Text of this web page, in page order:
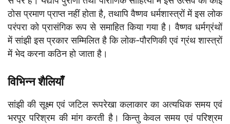
ठोस प्रमाण प्राप्त नहीं होता है, तथापि वैष्णव धर्मशास्त्रों में इस लोक
परंपरा को प्रासंगिक रूप से समाहित किया गया है। वैष्णव धर्मग्रंथों
में सांझी इस प्रकार सम्मिलित है कि लोक-पौरणिकी एवं ग्रंथ शास्त्रों
में भेद करना कठिन हो जाता है।
विभिन्न शैलियाँ
सांझी की सूक्ष्म एवं जटिल रूपरेखा कलाकार का अत्यधिक समय एवं
भरपूर परिश्रम की मांग करती है। किन्तु केवल समय एवं परिश्रम